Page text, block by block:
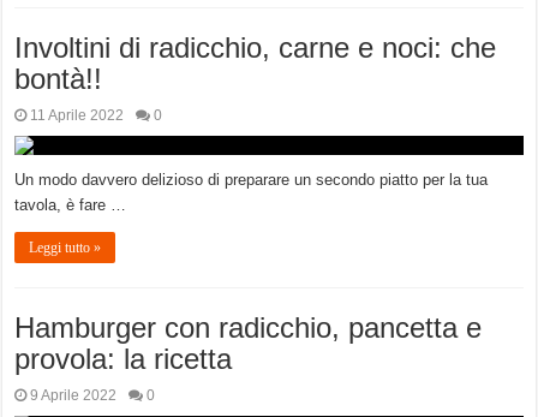
Involtini di radicchio, carne e noci: che
bontà!!
11 Aprile 2022 0
Un modo davvero delizioso di preparare un secondo piatto per la tua
tavola, è fare …
Leggi tutto »
Hamburger con radicchio, pancetta e
provola: la ricetta
9 Aprile 2022 0